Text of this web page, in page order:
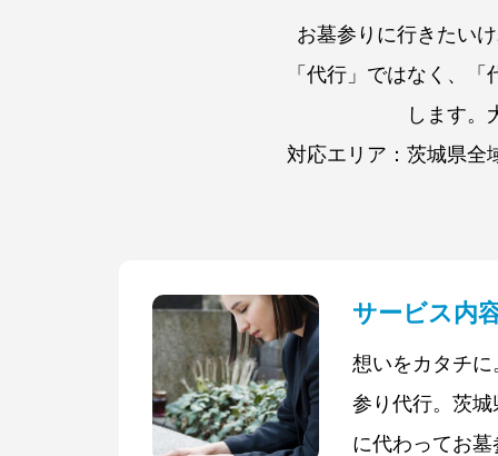
お墓参りに行きたい
「代行」ではなく、
します。
対応エリア：茨城県全
サービス内
想いをカタチ
参り代行。茨
に代わってお